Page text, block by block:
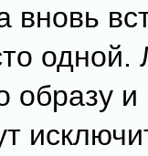
вновь
одной.
образу